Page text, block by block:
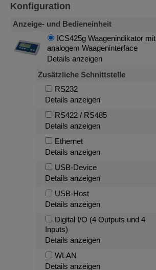
Konfiguration
Anzeige- und Bedieneinheit
ICS425g Waagenindikator mit
analogem Waageninterface
Details anzeigen
Zusätzliche Schnittstelle
RS232
Details anzeigen
RS422 / RS485
Details anzeigen
Ethernet
Details anzeigen
USB-Device
Details anzeigen
USB-Host
Details anzeigen
Digital I/O (4 Outputs und 4
Inputs)
Details anzeigen
WLAN
Details anzeigen